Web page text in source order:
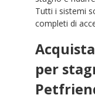
Tutti i sistemi
completi di
per